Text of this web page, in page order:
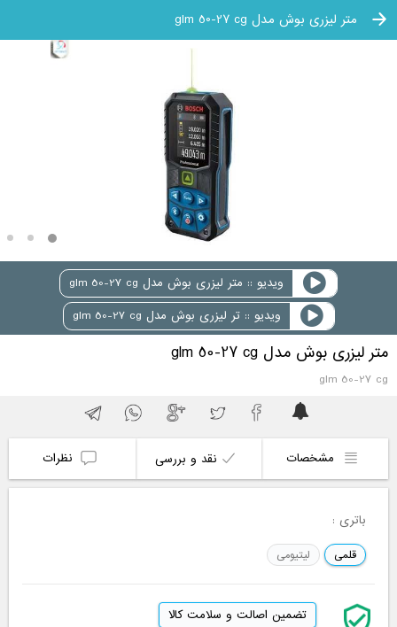
متر لیزری بوش مدل glm 50-27 cg
ویدیو :: متر لیزری بوش مدل glm 50-27 cg
ویدیو :: تر لیزری بوش مدل glm 50-27 cg
متر لیزری بوش مدل glm 50-27 cg
glm 50-27 cg
مشخصات نقد و بررسی نظرات
باتری :
قلمی لیتیومی
تضمین اصالت و سلامت کالا